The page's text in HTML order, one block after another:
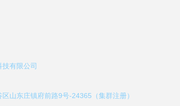
有限公司
山东庄镇府前路9号-24365（集群注册）